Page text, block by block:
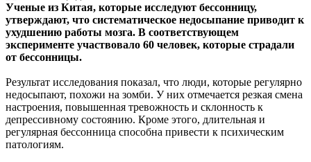
Ученые из Китая, которые исследуют бессонницу,
утверждают, что систематическое недосыпание приводит к
ухудшению работы мозга. В соответствующем
эксперименте участвовало 60 человек, которые страдали
от бессонницы.
Результат исследования показал, что люди, которые регулярно
недосыпают, похожи на зомби. У них отмечается резкая смена
настроения, повышенная тревожность и склонность к
депрессивному состоянию. Кроме этого, длительная и
регулярная бессонница способна привести к психическим
патологиям.